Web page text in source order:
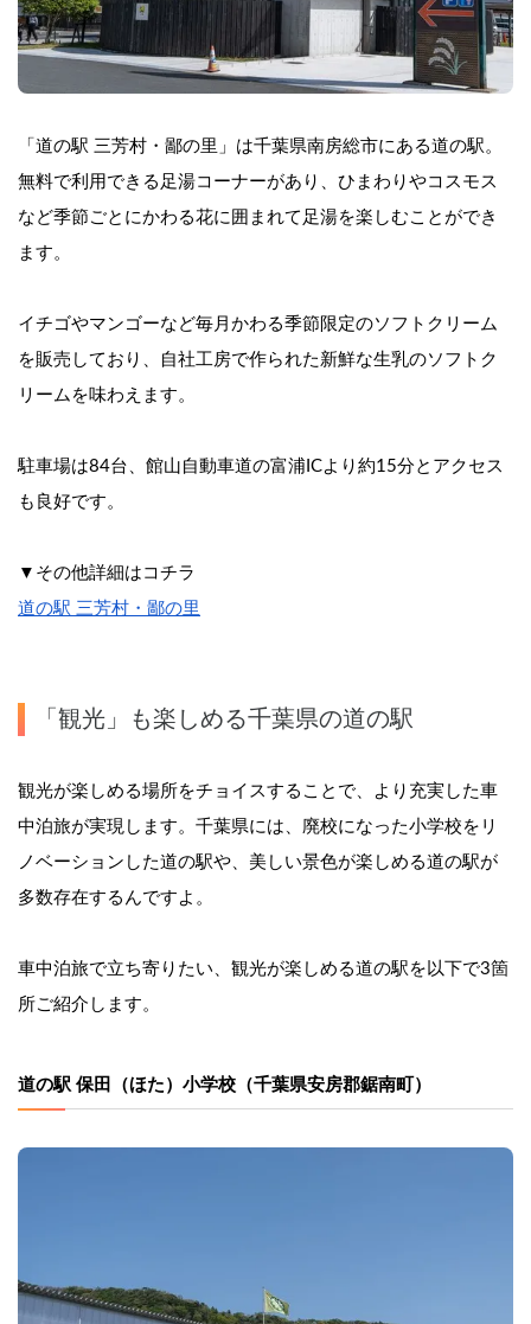
「道の駅 三芳村・鄙の里」は千葉県南房総市にある道の駅。
無料で利用できる足湯コーナーがあり、ひまわりやコスモス
など季節ごとにかわる花に囲まれて足湯を楽しむことができ
ます。
イチゴやマンゴーなど毎月かわる季節限定のソフトクリーム
を販売しており、自社工房で作られた新鮮な生乳のソフトク
リームを味わえます。
駐車場は84台、館山自動車道の富浦ICより約15分とアクセス
も良好です。
▼その他詳細はコチラ
道の駅 三芳村・鄙の里
「観光」も楽しめる千葉県の道の駅
観光が楽しめる場所をチョイスすることで、より充実した車
中泊旅が実現します。千葉県には、廃校になった小学校をリ
ノベーションした道の駅や、美しい景色が楽しめる道の駅が
多数存在するんですよ。
車中泊旅で立ち寄りたい、観光が楽しめる道の駅を以下で3箇
所ご紹介します。
道の駅 保田（ほた）小学校（千葉県安房郡鋸南町）